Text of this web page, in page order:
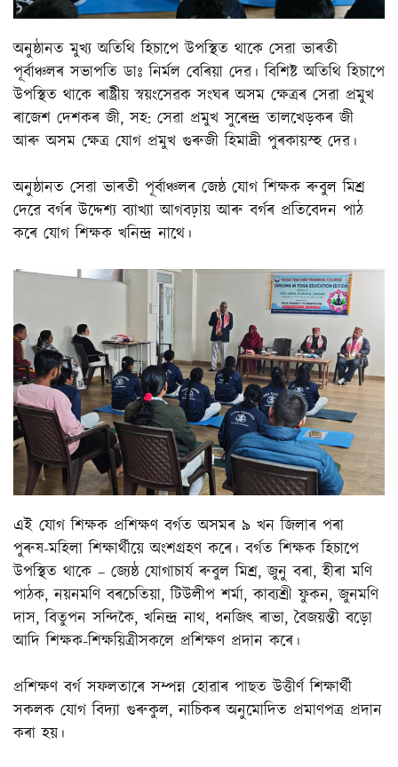
অনুষ্ঠানত মুখ্য অতিথি হিচাপে উপস্থিত থাকে সেৱা ভাৰতী
পূৰ্বাঞ্চলৰ সভাপতি ডাঃ নিৰ্মল বেৰিয়া দেৱ। বিশিষ্ট অতিথি হিচাপে
উপস্থিত থাকে ৰাষ্ট্ৰীয় স্বয়ংসেৱক সংঘৰ অসম ক্ষেত্ৰৰ সেৱা প্ৰমুখ
ৰাজেশ দেশকৰ জী, সহ: সেৱা প্ৰমুখ সুৰেন্দ্ৰ তালখেড়কৰ জী
আৰু অসম ক্ষেত্ৰ যোগ প্ৰমুখ গুৰুজী হিমাদ্ৰী পুৰকায়স্হ দেৱ।
অনুষ্ঠানত সেৱা ভাৰতী পূৰ্বাঞ্চলৰ জেষ্ঠ যোগ শিক্ষক ৰুবুল মিশ্ৰ
দেৱে বৰ্গৰ উদ্দেশ্য ব্যাখ্যা আগবঢ়ায় আৰু বৰ্গৰ প্ৰতিবেদন পাঠ
কৰে যোগ শিক্ষক খনিন্দ্ৰ নাথে।
এই যোগ শিক্ষক প্ৰশিক্ষণ বৰ্গত অসমৰ ৯ খন জিলাৰ পৰা
পুৰুষ-মহিলা শিক্ষাৰ্থীয়ে অংশগ্ৰহণ কৰে। বৰ্গত শিক্ষক হিচাপে
উপস্থিত থাকে – জ্যেষ্ঠ যোগাচাৰ্য ৰুবুল মিশ্ৰ, জুনু বৰা, হীৰা মণি
পাঠক, নয়নমণি বৰচেতিয়া, টিউলীপ শৰ্মা, কাব্যশ্ৰী ফুকন, জুনমণি
দাস, বিতুপন সন্দিকৈ, খনিন্দ্ৰ নাথ, ধনজিৎ ৰাভা, বৈজয়ন্তী বড়ো
আদি শিক্ষক-শিক্ষয়িত্ৰীসকলে প্ৰশিক্ষণ প্ৰদান কৰে।
প্ৰশিক্ষণ বৰ্গ সফলতাৰে সম্পন্ন হোৱাৰ পাছত উত্তীর্ণ শিক্ষাৰ্থী
সকলক যোগ বিদ্যা গুৰুকুল, নাচিকৰ অনুমোদিত প্ৰমাণপত্ৰ প্ৰদান
কৰা হয়।